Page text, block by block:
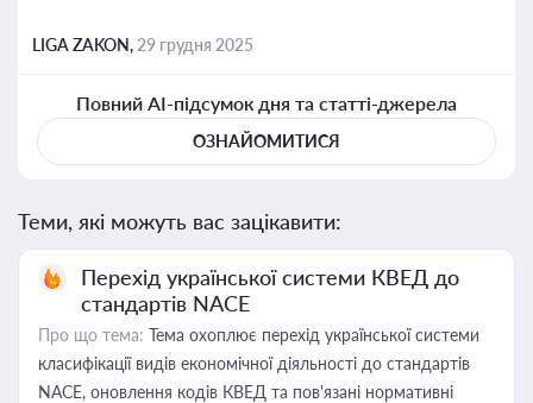
LIGA ZAKON, 29 грудня 2025
Повний AI-підсумок дня та статті-джерела
ОЗНАЙОМИТИСЯ
Теми, які можуть вас зацікавити:
Перехід української системи КВЕД до
стандартів NACE
Про що тема: Тема охоплює перехід української системи
класифікації видів економічної діяльності до стандартів
NACE, оновлення кодів КВЕД та пов'язані нормативні